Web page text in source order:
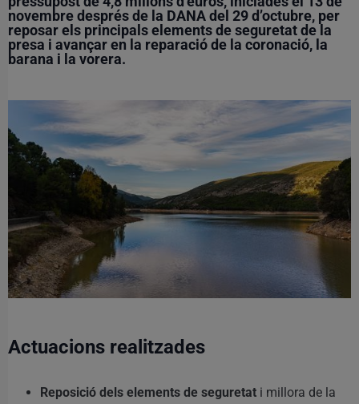
novembre després de la DANA del 29 d’octubre, per
reposar els principals elements de seguretat de la
presa i avançar en la reparació de la coronació, la
barana i la vorera.
Actuacions realitzades
Reposició dels elements de seguretat i millora de la